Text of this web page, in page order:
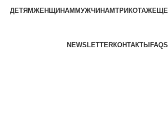
ДЕТЯМЖЕНЩИНАМ МУЖЧИНАМТРИКОТАЖЕЩЕ
NEWSLETTERКОНТАКТЫ FAQS